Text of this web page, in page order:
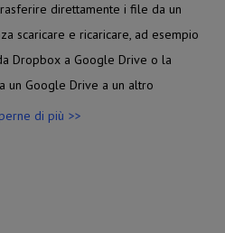
direttamente i file da un
scaricare e ricaricare, ad esempio
Dropbox a Google Drive o la
un Google Drive a un altro
di più